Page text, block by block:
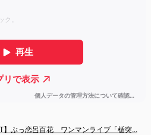
】ぶっ恋呂百花　ワンマンライブ「楯突...